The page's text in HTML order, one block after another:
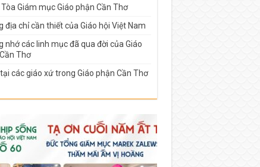
Tòa Giám mục Giáo phận Cần Thơ
địa chỉ cần thiết của Giáo hội Việt Nam
nhớ các linh mục đã qua đời của Giáo
Thơ
tại các giáo xứ trong Giáo phận Cần Thơ